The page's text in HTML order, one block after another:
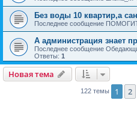
Без воды 10 квартир,а
Последнее сообщение
А администрация знает
Последнее сообщение
Ответы: 1
Новая тема
122 темы 1 2